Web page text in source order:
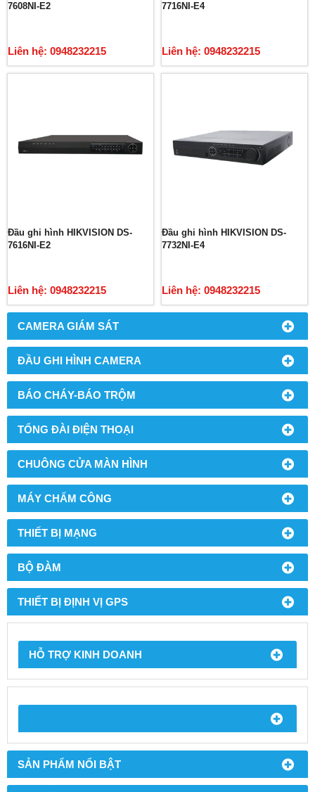
CAMERA GIÁM SÁT
ĐẦU GHI HÌNH CAMERA
BÁO CHÁY-BÁO TRỘM
TỔNG ĐÀI ĐIỆN THOẠI
CHUÔNG CỬA MÀN HÌNH
MÁY CHẤM CÔNG
THIẾT BỊ MẠNG
BỘ ĐÀM
THIẾT BỊ ĐỊNH VỊ GPS
HỖ TRỢ KINH DOANH
SẢN PHẨM NỔI BẬT
7608NI-E2
Liên hệ: 0948232215
7716NI-E4
Liên hệ: 0948232215
Đầu ghi hình HIKVISION DS-
7616NI-E2
Liên hệ: 0948232215
Đầu ghi hình HIKVISION DS-
7732NI-E4
Liên hệ: 0948232215